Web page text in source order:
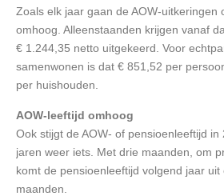
Zoals elk jaar gaan de AOW-uitkeringen
omhoog. Alleenstaanden krijgen vanaf
€ 1.244,35 netto uitgekeerd. Voor
samenwonen is dat € 851,52 per
per huishouden.
AOW-leeftijd omhoog
Ook stijgt de AOW- of pensioenleeftijd
jaren weer iets. Met drie maanden, om
komt de pensioenleeftijd volgend jaar uit
maanden.